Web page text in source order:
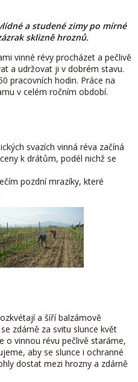
a studené zimy po mírné
sklizně hroznů.
vinné révy procházet a pečlivě
a udržovat ji v dobrém stavu.
pracovních hodin. Práce na
v celém ročním období.
svazích vinná réva začíná
k drátům, podél nichž se
pozdní mrazíky, které
a šíří balzámově
zdárně za svitu slunce květ
o vinnou révu pečlivě staráme,
aby se slunce i ochranné
dostat mezi hrozny a zdárně